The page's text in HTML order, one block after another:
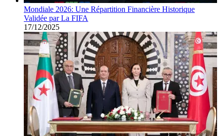
Mondiale 2026: Une Répartition Financière Historique
Validée par La FIFA
17/12/2025